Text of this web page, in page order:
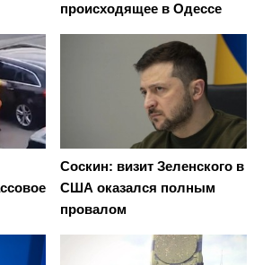
происходящее в Одессе
Соскин: визит Зеленского в
США оказался полным
провалом